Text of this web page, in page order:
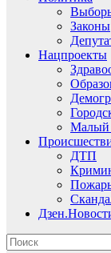
Законы
Нацпроекты
Малый
ДТП